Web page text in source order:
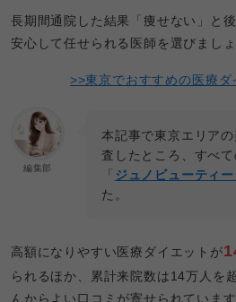
長期間通院した結果「痩せない」と
安心して任せられる医師を選びましょ
>>東京でおすすめの医療
編集部
本記事で東京エリア
査したところ、すべ
「 ジュノビューティ
た。
高額になりやすい医療ダイエットが
られるほか、累計来院数は14万人を
んからよい口コミが寄せられています